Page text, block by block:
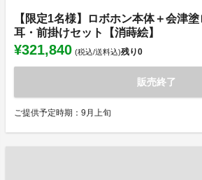
【限定1名様】ロボホン本体＋会津
耳・前掛けセット【消蒔絵】
¥321,840 (税込/送料込)残り0
販売終了
ご提供予定時期：9月上旬